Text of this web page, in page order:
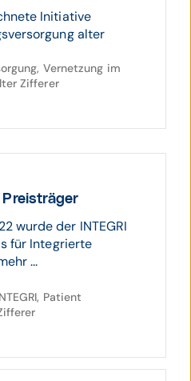
Initiative
alter
Vernetzung im
Zifferer
Preisträger
wurde der INTEGRI
für Integrierte
...
Patient